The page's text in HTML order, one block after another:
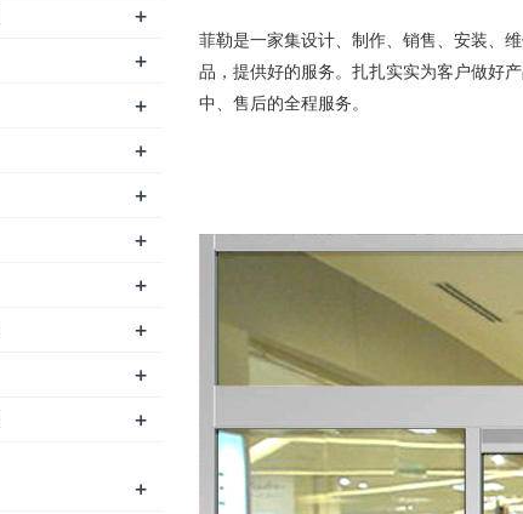
菲勒是一家集设计、制作、销售、安装、
品，提供好的服务。扎扎实实为客户做好
中、售后的全程服务。
+
+
+
+
+
+
+
+
+
+
+